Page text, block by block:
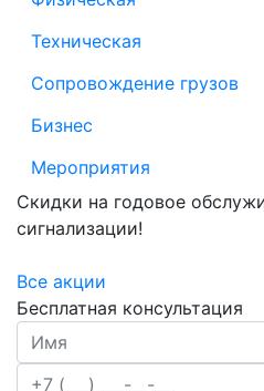
Техническая
Сопровождение грузов
Бизнес
Мероприятия
Скидки на годовое
сигнализации!
Все акции
Бесплатная консультация